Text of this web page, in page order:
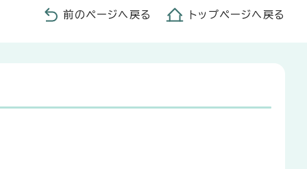
前のページへ戻る トップページへ戻る